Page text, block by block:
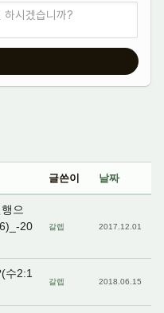
하시겠습니까?
글쓴이 날짜
으
20
갈렙 2017.12.01
수2:1
갈렙 2018.06.15